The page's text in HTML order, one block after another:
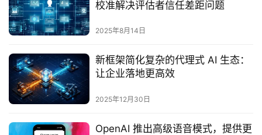
校准解决评估者信任差距问题
2025年8月14日
新框架简化复杂的代理式 AI 生态：
让企业落地更高效
2025年12月30日
OpenAI 推出高级语音模式，提供更